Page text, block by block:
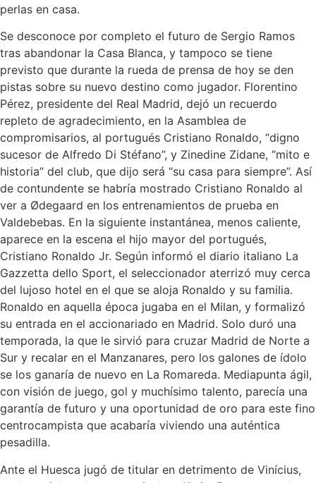
perlas en casa.
Se desconoce por completo el futuro de Sergio Ramos
tras abandonar la Casa Blanca, y tampoco se tiene
previsto que durante la rueda de prensa de hoy se den
pistas sobre su nuevo destino como jugador. Florentino
Pérez, presidente del Real Madrid, dejó un recuerdo
repleto de agradecimiento, en la Asamblea de
compromisarios, al portugués Cristiano Ronaldo, “digno
sucesor de Alfredo Di Stéfano”, y Zinedine Zidane, “mito e
historia” del club, que dijo será “su casa para siempre”. Así
de contundente se habría mostrado Cristiano Ronaldo al
ver a Ødegaard en los entrenamientos de prueba en
Valdebebas. En la siguiente instantánea, menos caliente,
aparece en la escena el hijo mayor del portugués,
Cristiano Ronaldo Jr. Según informó el diario italiano La
Gazzetta dello Sport, el seleccionador aterrizó muy cerca
del lujoso hotel en el que se aloja Ronaldo y su familia.
Ronaldo en aquella época jugaba en el Milan, y formalizó
su entrada en el accionariado en Madrid. Solo duró una
temporada, la que le sirvió para cruzar Madrid de Norte a
Sur y recalar en el Manzanares, pero los galones de ídolo
se los ganaría de nuevo en La Romareda. Mediapunta ágil,
con visión de juego, gol y muchísimo talento, parecía una
garantía de futuro y una oportunidad de oro para este fino
centrocampista que acabaría viviendo una auténtica
pesadilla.
Ante el Huesca jugó de titular en detrimento de Vinícius,